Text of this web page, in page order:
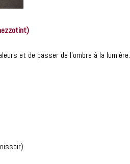
et de passer de l’ombre à la lumière.